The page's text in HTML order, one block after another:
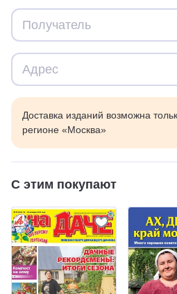
Доставка изданий возможна
регионе «Москва»
С этим покупают